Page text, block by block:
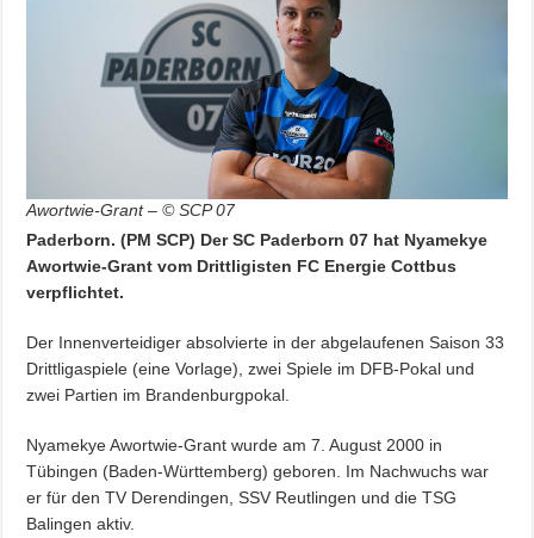
Awortwie-Grant – © SCP 07
Paderborn. (PM SCP) Der SC Paderborn 07 hat Nyamekye
Awortwie-Grant vom Drittligisten FC Energie Cottbus
verpflichtet.
Der Innenverteidiger absolvierte in der abgelaufenen Saison 33
Drittligaspiele (eine Vorlage), zwei Spiele im DFB-Pokal und
zwei Partien im Brandenburgpokal.
Nyamekye Awortwie-Grant wurde am 7. August 2000 in
Tübingen (Baden-Württemberg) geboren. Im Nachwuchs war
er für den TV Derendingen, SSV Reutlingen und die TSG
Balingen aktiv.